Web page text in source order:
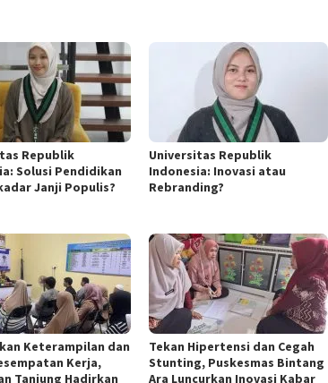
Republik
Solusi Pendidikan
Janji Populis?
Universitas Republik
Indonesia: Inovasi atau
Rebranding?
Keterampilan dan
Kerja,
Tanjung Hadirkan
Tekan Hipertensi dan Cegah
Stunting, Puskesmas Bintang
Ara Luncurkan Inovasi Kabar